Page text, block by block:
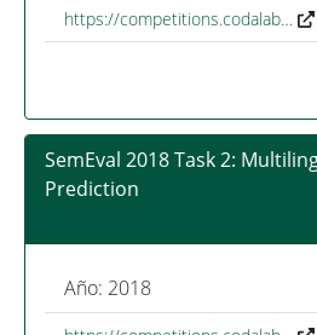
https://competitions.codalab…
SemEval 2018 Task 2:
Prediction
Año: 2018